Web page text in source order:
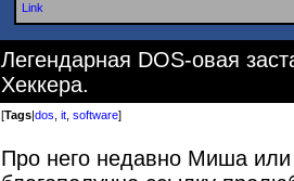
Link
Легендарная DOS-овая
Хеккера.
[Tags|dos it software]
Про него недавно Миша